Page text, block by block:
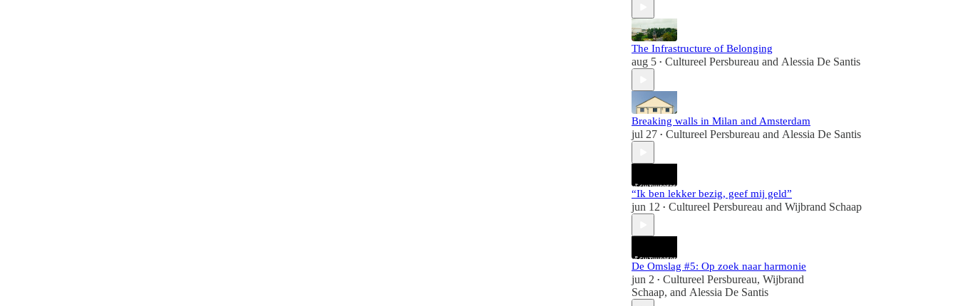
The Infrastructure of Belonging
aug 5 • Cultureel Persbureau and Alessia De Santis
Breaking walls in Milan and Amsterdam
jul 27 • Cultureel Persbureau and Alessia De Santis
“Ik ben lekker bezig, geef mij geld”
jun 12 • Cultureel Persbureau and Wijbrand Schaap
De Omslag #5: Op zoek naar harmonie
jun 2 • Cultureel Persbureau, Wijbrand
Schaap, and Alessia De Santis